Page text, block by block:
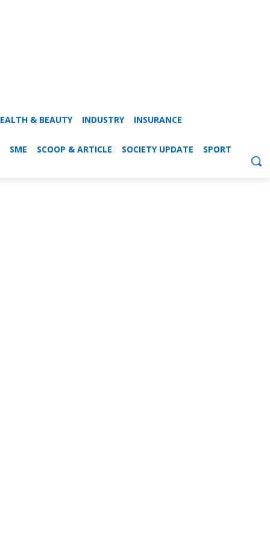
& BEAUTY INDUSTRY INSURANCE
SME SCOOP & ARTICLE SOCIETY UPDATE SPORT